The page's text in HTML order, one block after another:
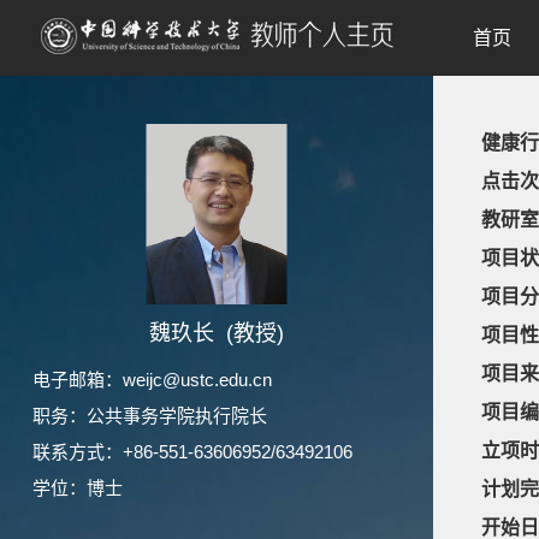
魏玖长 (教授)
电子邮箱： weijc@ustc.edu.cn
职务：公共事务学院执行院长
联系方式：+86-551-63606952/63492106
学位：博士
首页
健康
点击
教研
项目
项目
项目
项目
项目
立项
计划
开始